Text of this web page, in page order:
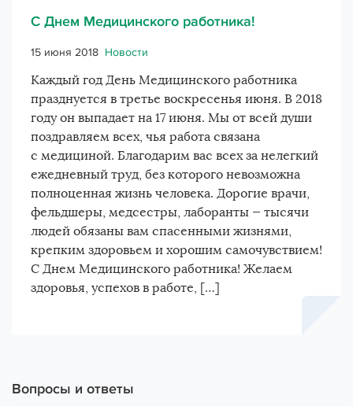
С Днем Медицинского работника!
15 июня 2018 Новости
Каждый год День Медицинского работника
празднуется в третье воскресенья июня. В 2018
году он выпадает на 17 июня. Мы от всей души
поздравляем всех, чья работа связана
с медициной. Благодарим вас всех за нелегкий
ежедневный труд, без которого невозможна
полноценная жизнь человека. Дорогие врачи,
фельдшеры, медсестры, лаборанты — тысячи
людей обязаны вам спасенными жизнями,
крепким здоровьем и хорошим самочувствием!
С Днем Медицинского работника! Желаем
здоровья, успехов в работе, […]
Вопросы и ответы